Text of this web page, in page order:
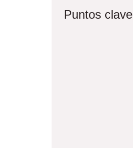
Puntos clave